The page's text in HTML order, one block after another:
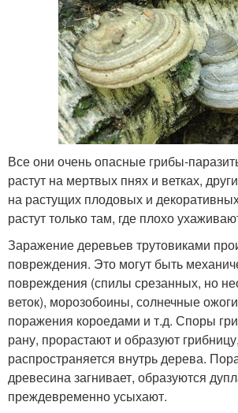
Все они очень опасные грибы-
растут на мертвых пнях и ветках,
на растущих плодовых и
растут только там, где плохо
Заражение деревьев трутовиками
повреждения. Это могут быть
повреждения (спилы срезанных, но
веток), морозобоины, солнечные
поражения короедами и т.д. Споры
рану, прорастают и образуют
распространяется внутрь дерева.
древесина загнивает, образуются
преждевременно усыхают.